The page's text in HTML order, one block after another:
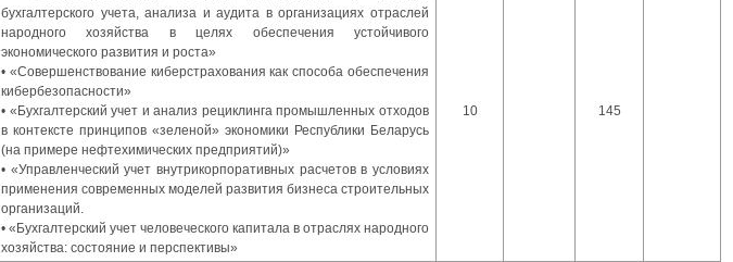
бухгалтерского учета, анализа и аудита в организациях отраслей
народного хозяйства в целях обеспечения устойчивого
экономического развития и роста»
• «Совершенствование киберстрахования как способа обеспечения
кибербезопасности»
• «Бухгалтерский учет и анализ рециклинга промышленных отходов
в контексте принципов «зеленой» экономики Республики Беларусь
(на примере нефтехимических предприятий)»
• «Управленческий учет внутрикорпоративных расчетов в условиях
применения современных моделей развития бизнеса строительных
организаций.
• «Бухгалтерский учет человеческого капитала в отраслях народного
хозяйства: состояние и перспективы»
10 145